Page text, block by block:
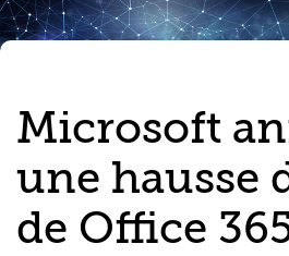
Microsoft
une hausse
de Office